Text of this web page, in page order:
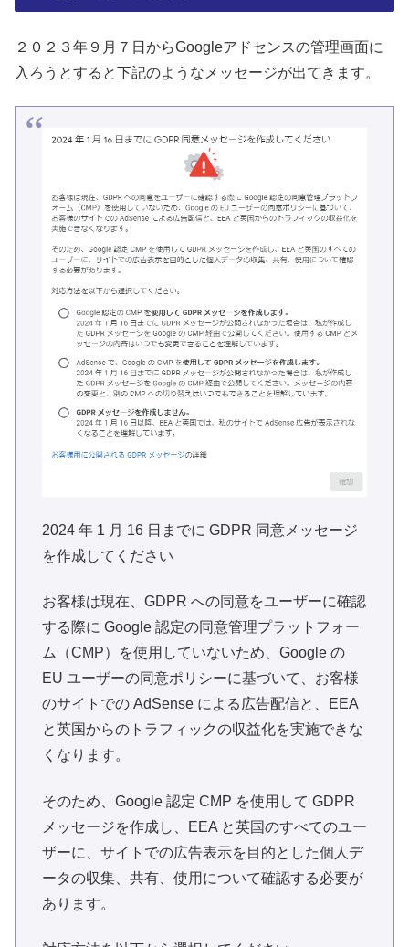
２０２３年９月７日からGoogleアドセンスの管理画面に
入ろうとすると下記のようなメッセージが出てきます。
2024 年 1 月 16 日までに GDPR 同意メッセージ
を作成してください
お客様は現在、GDPR への同意をユーザーに確認
する際に Google 認定の同意管理プラットフォー
ム（CMP）を使用していないため、Google の
EU ユーザーの同意ポリシーに基づいて、お客様
のサイトでの AdSense による広告配信と、EEA
と英国からのトラフィックの収益化を実施できな
くなります。
そのため、Google 認定 CMP を使用して GDPR
メッセージを作成し、EEA と英国のすべてのユー
ザーに、サイトでの広告表示を目的とした個人デ
ータの収集、共有、使用について確認する必要が
あります。